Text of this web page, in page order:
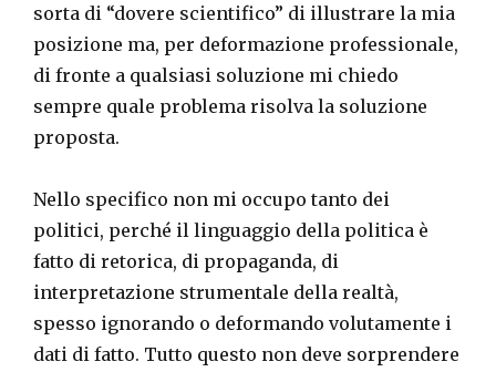
sorta di “dovere scientifico” di illustrare la mia
posizione ma, per deformazione professionale,
di fronte a qualsiasi soluzione mi chiedo
sempre quale problema risolva la soluzione
proposta.
Nello specifico non mi occupo tanto dei
politici, perché il linguaggio della politica è
fatto di retorica, di propaganda, di
interpretazione strumentale della realtà,
spesso ignorando o deformando volutamente i
dati di fatto. Tutto questo non deve sorprendere